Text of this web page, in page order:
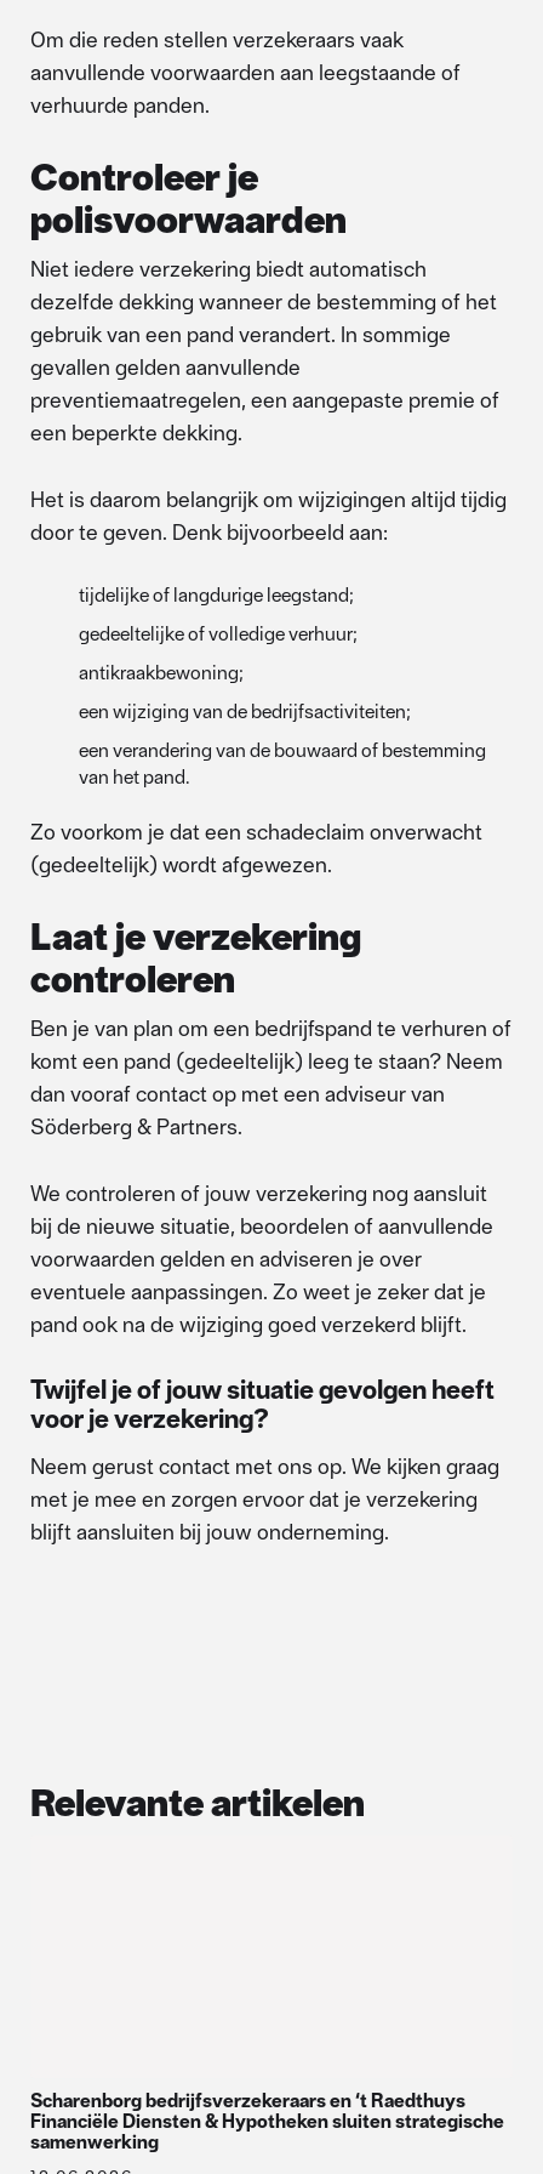
Om die reden stellen verzekeraars vaak
aanvullende voorwaarden aan leegstaande of
verhuurde panden.
Controleer je
polisvoorwaarden
Niet iedere verzekering biedt automatisch
dezelfde dekking wanneer de bestemming of het
gebruik van een pand verandert. In sommige
gevallen gelden aanvullende
preventiemaatregelen, een aangepaste premie of
een beperkte dekking.
Het is daarom belangrijk om wijzigingen altijd tijdig
door te geven. Denk bijvoorbeeld aan:
tijdelijke of langdurige leegstand;
gedeeltelijke of volledige verhuur;
antikraakbewoning;
een wijziging van de bedrijfsactiviteiten;
een verandering van de bouwaard of bestemming
van het pand.
Zo voorkom je dat een schadeclaim onverwacht
(gedeeltelijk) wordt afgewezen.
Laat je verzekering
controleren
Ben je van plan om een bedrijfspand te verhuren of
komt een pand (gedeeltelijk) leeg te staan? Neem
dan vooraf contact op met een adviseur van
Söderberg & Partners.
We controleren of jouw verzekering nog aansluit
bij de nieuwe situatie, beoordelen of aanvullende
voorwaarden gelden en adviseren je over
eventuele aanpassingen. Zo weet je zeker dat je
pand ook na de wijziging goed verzekerd blijft.
Twijfel je of jouw situatie gevolgen heeft
voor je verzekering?
Neem gerust contact met ons op. We kijken graag
met je mee en zorgen ervoor dat je verzekering
blijft aansluiten bij jouw onderneming.
Relevante artikelen
Scharenborg bedrijfsverzekeraars en ‘t Raedthuys
Financiële Diensten & Hypotheken sluiten strategische
samenwerking